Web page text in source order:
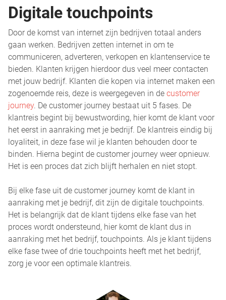
Digitale touchpoints
Door de komst van internet zijn bedrijven totaal anders
gaan werken. Bedrijven zetten internet in om te
communiceren, adverteren, verkopen en klantenservice te
bieden. Klanten krijgen hierdoor dus veel meer contacten
met jouw bedrijf. Klanten die kopen via internet maken een
zogenoemde reis, deze is weergegeven in de customer
journey. De customer journey bestaat uit 5 fases. De
klantreis begint bij bewustwording, hier komt de klant voor
het eerst in aanraking met je bedrijf. De klantreis eindig bij
loyaliteit, in deze fase wil je klanten behouden door te
binden. Hierna begint de customer journey weer opnieuw.
Het is een proces dat zich blijft herhalen en niet stopt.
Bij elke fase uit de customer journey komt de klant in
aanraking met je bedrijf, dit zijn de digitale touchpoints.
Het is belangrijk dat de klant tijdens elke fase van het
proces wordt ondersteund, hier komt de klant dus in
aanraking met het bedrijf, touchpoints. Als je klant tijdens
elke fase twee of drie touchpoints heeft met het bedrijf,
zorg je voor een optimale klantreis.